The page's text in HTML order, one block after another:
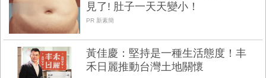
見了! 肚子一天天變小！
PR 新素簡
黃佳慶：堅持是一種生活態度！丰
禾日麗推動台灣土地關懷